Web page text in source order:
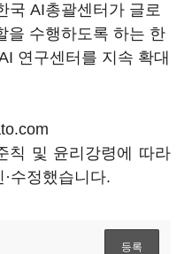
국 AI총괄센터가 글로
을 수행하도록 하는 한
연구센터를 지속 확대
칙 및 윤리강령에 따라
수정했습니다.